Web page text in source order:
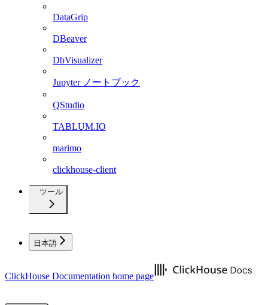
DataGrip
DBeaver
DbVisualizer
Jupyter ノートブック
QStudio
TABLUM.IO
marimo
clickhouse-client
ツール
日本語
ClickHouse Documentation home page